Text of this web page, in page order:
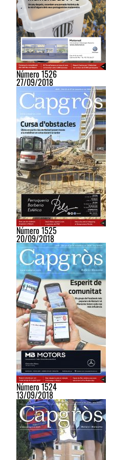
Número 1526
27/09/2018
Número 1525
20/09/2018
Número 1524
13/09/2018